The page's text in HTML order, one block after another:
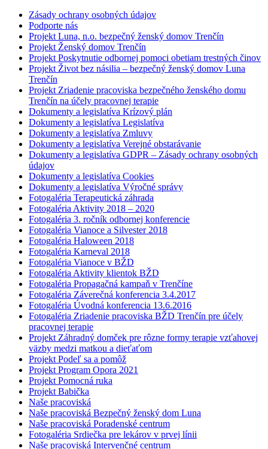
Zásady ochrany osobných údajov
Podporte nás
Projekt Luna, n.o. bezpečný ženský domov Trenčín
Projekt Ženský domov Trenčín
Projekt Poskytnutie odbornej pomoci obetiam trestných činov
Projekt Život bez násilia – bezpečný ženský domov Luna
Trenčín
Projekt Zriadenie pracoviska bezpečného ženského domu
Trenčín na účely pracovnej terapie
Dokumenty a legislatíva Krízový plán
Dokumenty a legislatíva Legislatíva
Dokumenty a legislatíva Zmluvy
Dokumenty a legislatíva Verejné obstarávanie
Dokumenty a legislatíva GDPR – Zásady ochrany osobných
údajov
Dokumenty a legislatíva Cookies
Dokumenty a legislatíva Výročné správy
Fotogaléria Terapeutická záhrada
Fotogaléria Aktivity 2018 – 2020
Fotogaléria 3. ročník odbornej konferencie
Fotogaléria Vianoce a Silvester 2018
Fotogaléria Haloween 2018
Fotogaléria Karneval 2018
Fotogaléria Vianoce v BŽD
Fotogaléria Aktivity klientok BŽD
Fotogaléria Propagačná kampaň v Trenčíne
Fotogaléria Záverečná konferencia 3.4.2017
Fotogaléria Úvodná konferencia 13.6.2016
Fotogaléria Zriadenie pracoviska BŽD Trenčín pre účely
pracovnej terapie
Projekt Záhradný domček pre rôzne formy terapie vzťahovej
väzby medzi matkou a dieťaťom
Projekt Podeľ sa a pomôž
Projekt Program Opora 2021
Projekt Pomocná ruka
Projekt Babička
Naše pracoviská
Naše pracoviská Bezpečný ženský dom Luna
Naše pracoviská Poradenské centrum
Fotogaléria Srdiečka pre lekárov v prvej línii
Naše pracoviská Intervenčné centrum